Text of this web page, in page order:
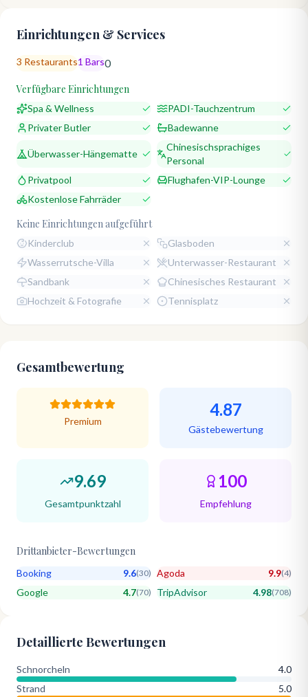
Einrichtungen & Services
3 Restaurants1 Bars0
Verfügbare Einrichtungen
Spa & Wellness
PADI-Tauchzentrum
Privater Butler
Badewanne
Überwasser-Hängematte
Chinesischsprachiges
Personal
Privatpool
Flughafen-VIP-Lounge
Kostenlose Fahrräder
Keine Einrichtungen aufgeführt
Kinderclub
Glasboden
Wasserrutsche-Villa
Unterwasser-Restaurant
Sandbank
Chinesisches Restaurant
Hochzeit & Fotografie
Tennisplatz
Gesamtbewertung
Premium
4.87
Gästebewertung
9.69
Gesamtpunktzahl
100
Empfehlung
Drittanbieter-Bewertungen
Booking 9.6(30) Agoda 9.9(4)
Google 4.7(70) TripAdvisor 4.98(708)
Detaillierte Bewertungen
Schnorcheln
4.0
Strand
5.0